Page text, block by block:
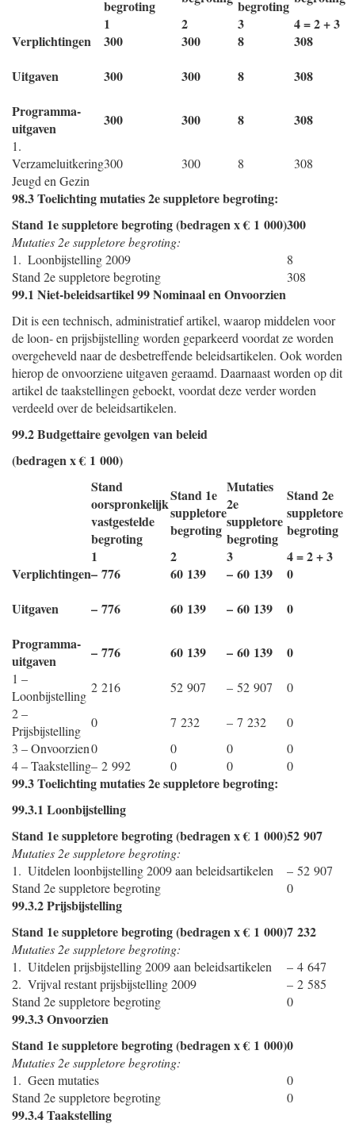
begroting begroting
1
2 3
4 = 2 + 3
Verplichtingen
300 300 8
308
Uitgaven
300 300 8
308
Programma-
uitgaven
300 300 8 308
1.
Verzameluitkering
Jeugd en Gezin
300 300 8 308
98.3 Toelichting mutaties 2e suppletore begroting:
Stand 1e suppletore begroting (bedragen x € 1 000)300
Mutaties 2e suppletore begroting:
1. Loonbijstelling 2009
8
Stand 2e suppletore begroting
308
99.1 Niet-beleidsartikel 99 Nominaal en Onvoorzien
Dit is een technisch, administratief artikel, waarop middelen voor
de loon- en prijsbijstelling worden geparkeerd voordat ze worden
overgeheveld naar de desbetreffende beleidsartikelen. Ook worden
hierop de onvoorziene uitgaven geraamd. Daarnaast worden op dit
artikel de taakstellingen geboekt, voordat deze verder worden
verdeeld over de beleidsartikelen.
99.2 Budgettaire gevolgen van beleid
(bedragen x € 1 000)
Stand
oorspronkelijk
vastgestelde
begroting
Stand 1e
suppletore
begroting
Mutaties
2e
suppletore
begroting
Stand 2e
suppletore
begroting
1
2 3
4 = 2 + 3
Verplichtingen– 776 60 139 – 60 139
0
Uitgaven
– 776 60 139 – 60 139
0
Programma-
uitgaven
– 776 60 139 – 60 139 0
1 –
Loonbijstelling
2 216 52 907 – 52 907
0
2 –
Prijsbijstelling
0 7 232 – 7 232
0
3 – Onvoorzien0 0 0
0
4 – Taakstelling– 2 992 0 0 0
99.3 Toelichting mutaties 2e suppletore begroting:
99.3.1 Loonbijstelling
Stand 1e suppletore begroting (bedragen x € 1 000)52 907
Mutaties 2e suppletore begroting:
1. Uitdelen loonbijstelling 2009 aan beleidsartikelen
– 52 907
Stand 2e suppletore begroting
0
99.3.2 Prijsbijstelling
Stand 1e suppletore begroting (bedragen x € 1 000)7 232
Mutaties 2e suppletore begroting:
1. Uitdelen prijsbijstelling 2009 aan beleidsartikelen
– 4 647
2. Vrijval restant prijsbijstelling 2009
– 2 585
Stand 2e suppletore begroting
0
99.3.3 Onvoorzien
Stand 1e suppletore begroting (bedragen x € 1 000)0
Mutaties 2e suppletore begroting:
1. Geen mutaties
0
Stand 2e suppletore begroting
0
99.3.4 Taakstelling